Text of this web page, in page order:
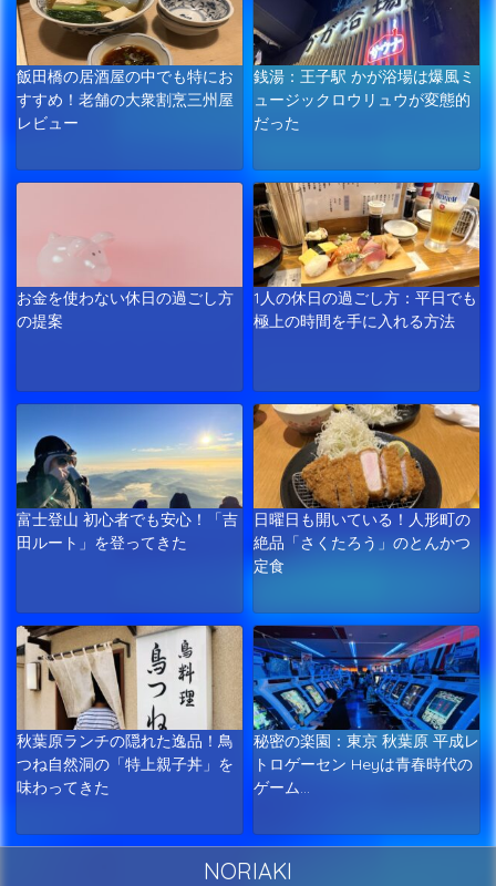
飯田橋の居酒屋の中でも特にお
すすめ！老舗の大衆割烹三州屋
レビュー
銭湯：王子駅 かが浴場は爆風ミ
ュージックロウリュウが変態的
だった
お金を使わない休日の過ごし方
の提案
1人の休日の過ごし方：平日でも
極上の時間を手に入れる方法
富士登山 初心者でも安心！「吉
田ルート」を登ってきた
日曜日も開いている！人形町の
絶品「さくたろう」のとんかつ
定食
秋葉原ランチの隠れた逸品！鳥
つね自然洞の「特上親子丼」を
味わってきた
秘密の楽園：東京 秋葉原 平成レ
トロゲーセン Heyは青春時代の
ゲーム…
NORIAKI